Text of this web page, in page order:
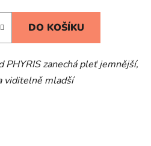
DO KOŠÍKU
PHYRIS zanechá pleť jemnější,
viditelně mladší